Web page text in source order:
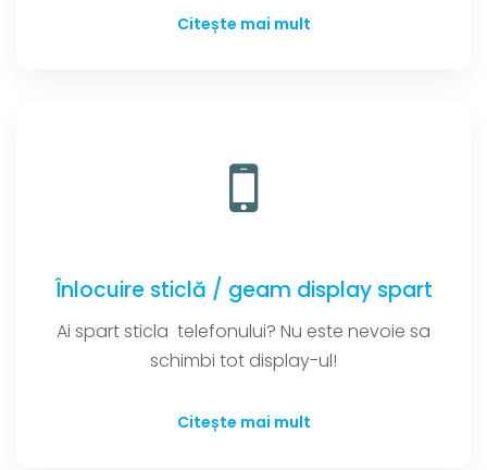
Citește mai mult
Înlocuire sticlă / geam display spart
Ai spart sticla telefonului? Nu este nevoie sa
schimbi tot display-ul!
Citește mai mult